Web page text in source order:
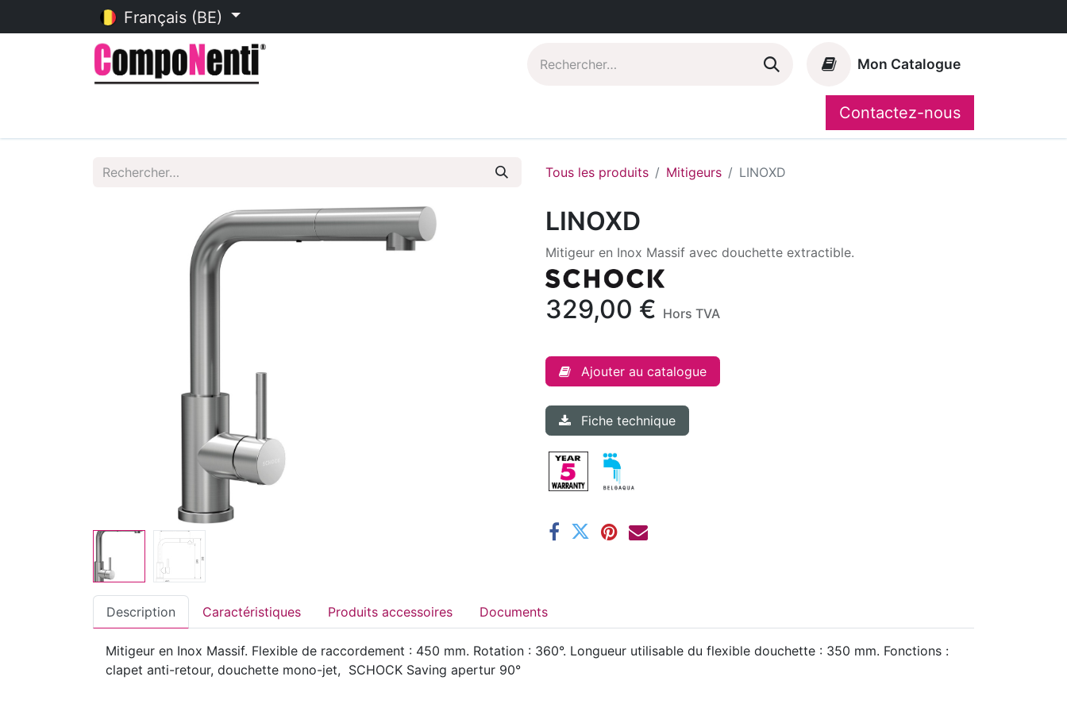
Français (BE)
Mon Catalogue
CompoShop
Contactez-nous
Tous les produits Mitigeurs LINOXD
LINOXD
Mitigeur en Inox Massif avec douchette extractible.
329,00 € Hors TVA
Ajouter au catalogue
Fiche technique
Description Caractéristiques Produits accessoires Documents
Mitigeur en Inox Massif. Flexible de raccordement : 450 mm. Rotation : 360°. Longueur utilisable du flexible douchette : 350 mm. Fonctions :
clapet anti-retour, douchette mono-jet, SCHOCK Saving apertur 90°